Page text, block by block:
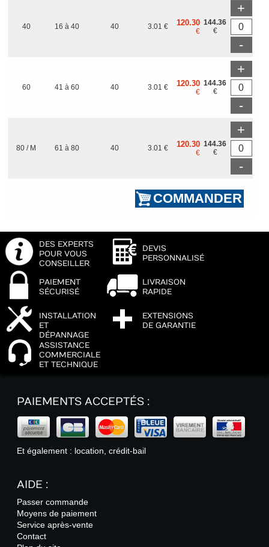
40 16 à 40 40 3.01 € 120.30
€
144.36
€
+
-
60 41 à 60 40 3.01 € 120.30
€
144.36
€
+
-
80 / M 61 à 80 40 3.01 € 120.30
€
144.36
€
+
-
DES EXPERTS
POUR VOUS
CONSEILLER
DEVIS
PERSONNALISÉ
PAIEMENT
SÉCURISÉ
LIVRAISON
RAPIDE
INSTALLATION
ET
DÉPANNAGE
EXTENSIONS
DE GARANTIE
ASSISTANCE
COMMERCIALE
ET TECHNIQUE
PAIEMENTS ACCEPTÉS :
Et également : location, crédit-bail
AIDE :
Passer commande
Moyens de paiement
Service après-vente
Contact